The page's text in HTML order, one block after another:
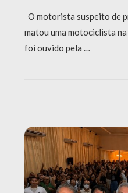
O motorista suspeito de
matou uma motociclista
foi ouvido pela …